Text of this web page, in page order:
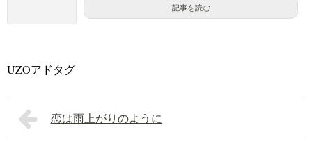
記事を読む
UZOアドタグ
恋は雨上がりのように